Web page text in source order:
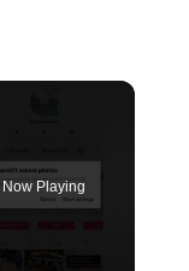
Now Playing